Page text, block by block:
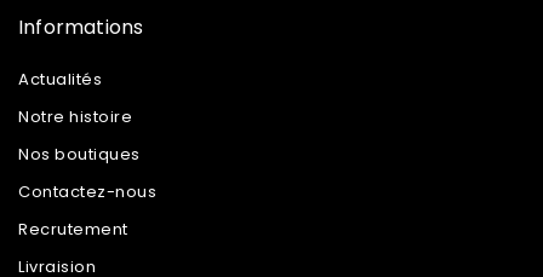
Informations
Actualités
Notre histoire
Nos boutiques
Contactez-nous
Recrutement
Livraision